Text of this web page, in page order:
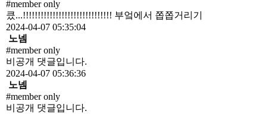
#member only
킀...!!!!!!!!!!!!!!!!!!!!!!!!!!!!!! 부엌에서 쫍쫍거리기
2024-04-07 05:35:04
노넴
#member only
비공개 댓글입니다.
2024-04-07 05:36:36
노넴
#member only
비공개 댓글입니다.